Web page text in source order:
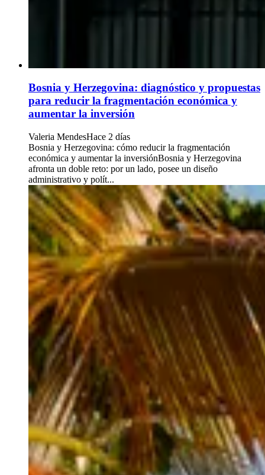
Bosnia y Herzegovina: diagnóstico y propuestas
para reducir la fragmentación económica y
aumentar la inversión
Valeria MendesHace 2 días
Bosnia y Herzegovina: cómo reducir la fragmentación
económica y aumentar la inversiónBosnia y Herzegovina
afronta un doble reto: por un lado, posee un diseño
administrativo y polít...